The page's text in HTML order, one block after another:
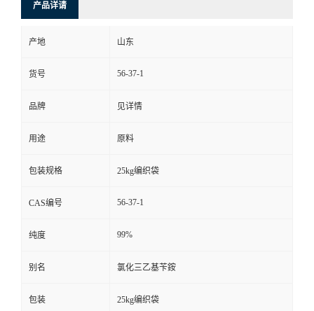
产品详请
产地 山东
货号 56-37-1
品牌 见详情
用途 原料
包装规格 25kg编织袋
CAS编号 56-37-1
纯度 99%
别名 氯化三乙基苄銨
包装 25kg编织袋